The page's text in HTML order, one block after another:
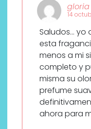
gloria
14
Saludos… yo
esta
menos a mi
completo y
misma su
prefume
ahora para